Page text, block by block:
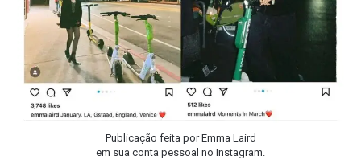
Publicação feita por Emma Laird
em sua conta pessoal no Instagram.